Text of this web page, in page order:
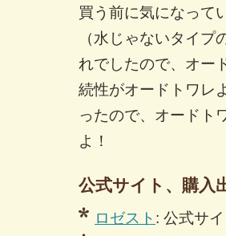
買う前に気になって
（水じゃないタイ
れでしたので、オー
続性がオードトワレ
ったので、オードト
よ！
公式サイト、購入
ロゼスト : 公式サイ